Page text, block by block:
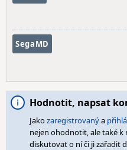
SegaMD
Hodnotit, napsat
Jakozaregistrovanýa
nejen ohodnotit, ale také
diskutovat o ní či ji zařadit